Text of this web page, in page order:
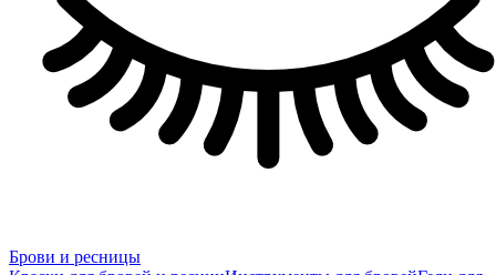
Брови и ресницы